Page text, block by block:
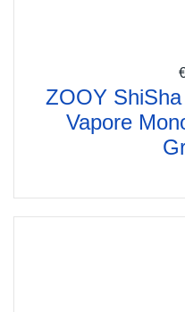
ZOOY
Vapore